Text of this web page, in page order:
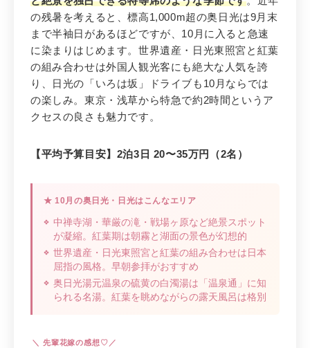
の残暑を考えると、標高1,000m超の奥日光は9月末
まで半袖日があるほどですが、10月に入ると急速
に染まりはじめます。世界遺産・日光東照宮と紅葉
の組み合わせは外国人観光客にも絶大な人気を誇
り、日光の「いろは坂」ドライブも10月ならでは
の楽しみ。東京・浅草から特急で約2時間というア
クセスの良さも魅力です。
【平均予算目安】2泊3日 20〜35万円（2名）
★ 10月の奥日光・日光はこんなエリア
中禅寺湖・華厳の滝・戦場ヶ原など絶景スポット
が凝縮。紅葉期は朝霧と湖面の景色が幻想的
世界遺産・日光東照宮と紅葉の組み合わせは日本
屈指の風格。早朝参拝がおすすめ
奥日光湯元温泉の硫黄の白濁湯は「温泉通」に知
られる名湯。紅葉を眺めながらの露天風呂は格別